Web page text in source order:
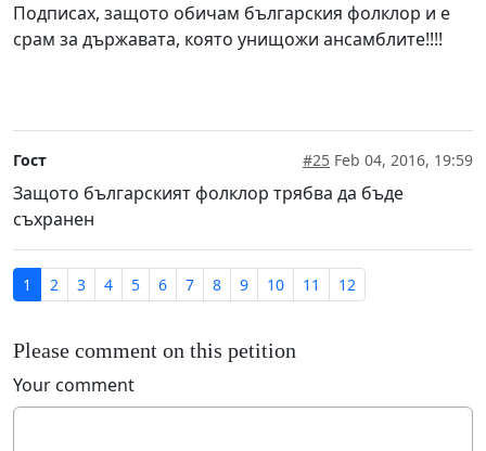
Подписах, защото обичам българския фолклор и е
срам за държавата, която унищожи ансамблите!!!!
Гост #25 Feb 04, 2016, 19:59
Защото българският фолклор трябва да бъде
съхранен
1 2 3 4 5 6 7 8 9 10 11 12
Please comment on this petition
Your comment